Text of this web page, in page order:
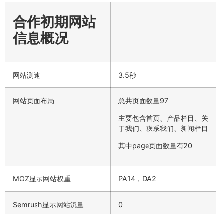
合作初期网站
信息概况
网站测速 3.5秒
网站页面布局 总共页面数量97
主要包含首页、产品栏目、关
于我们、联系我们、新闻栏目
其中page页面数量有20
MOZ显示网站权重 PA14，DA2
Semrush显示网站流量 0